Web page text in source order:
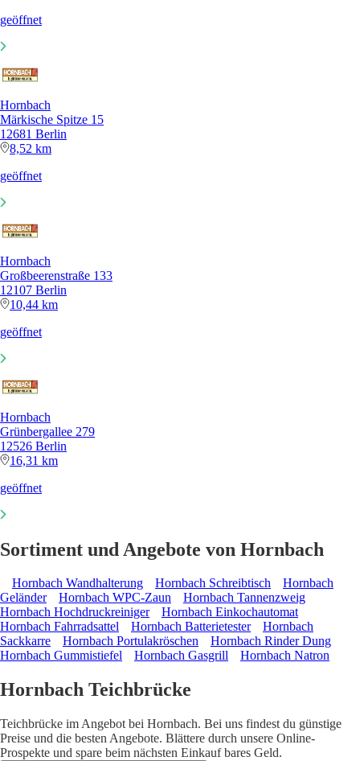
geöffnet
Hornbach
Märkische Spitze 15
12681 Berlin
8,52 km
geöffnet
Hornbach
Großbeerenstraße 133
12107 Berlin
10,44 km
geöffnet
Hornbach
Grünbergallee 279
12526 Berlin
16,31 km
geöffnet
Sortiment und Angebote von Hornbach
Hornbach Wandhalterung Hornbach Schreibtisch
Hornbach
Geländer
Hornbach WPC-Zaun
Hornbach Tannenzweig
Hornbach Hochdruckreiniger
Hornbach Einkochautomat
Hornbach Fahrradsattel
Hornbach Batterietester
Hornbach
Sackkarre
Hornbach Portulakröschen
Hornbach Rinder Dung
Hornbach Gummistiefel
Hornbach Gasgrill Hornbach Natron
Hornbach Teichbrücke
Teichbrücke im Angebot bei Hornbach. Bei uns findest du günstige
Preise und die besten Angebote. Blättere durch unsere Online-
Prospekte und spare beim nächsten Einkauf bares Geld.